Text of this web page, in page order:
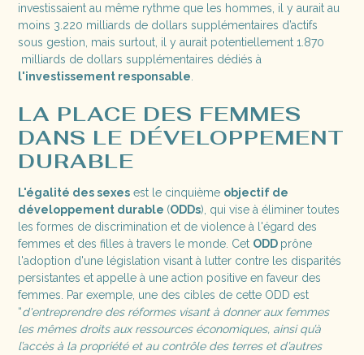
investissaient au même rythme que les hommes, il y aurait au
moins 3.220 milliards de dollars supplémentaires d’actifs
sous gestion, mais surtout, il y aurait potentiellement 1.870
milliards de dollars supplémentaires dédiés à
l'investissement responsable
LA PLACE DES FEMMES
DANS LE DÉVELOPPEMENT
DURABLE
L'égalité des sexes est le cinquième objectif de
développement durable (ODDs), qui vise à éliminer toutes
les formes de discrimination et de violence à l'égard des
femmes et des filles à travers le monde. Cet ODD prône
l'adoption d'une législation visant à lutter contre les disparités
persistantes et appelle à une action positive en faveur des
femmes. Par exemple, une des cibles de cette ODD est
“d'entreprendre des réformes visant à donner aux femmes
les mêmes droits aux ressources économiques, ainsi qu’à
l’accès à la propriété et au contrôle des terres et d’autres